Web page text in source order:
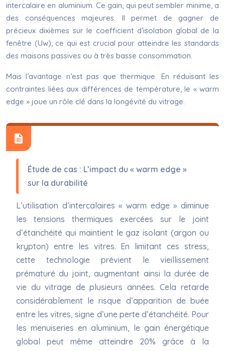
intercalaire en aluminium. Ce gain, qui peut sembler minime, a
des conséquences majeures. Il permet de gagner de
précieux dixièmes sur le coefficient d’isolation global de la
fenêtre (Uw), ce qui est crucial pour atteindre les standards
des maisons passives ou à très basse consommation.
Mais l’avantage n’est pas que thermique. En réduisant les
contraintes liées aux différences de température, le « warm
edge » joue un rôle clé dans la longévité du vitrage.
Étude de cas : L’impact du « warm edge »
sur la durabilité
L’utilisation d’intercalaires « warm edge » diminue
les tensions thermiques exercées sur le joint
d’étanchéité qui maintient le gaz isolant (argon ou
krypton) entre les vitres. En limitant ces stress,
cette technologie prévient le vieillissement
prématuré du joint, augmentant ainsi la durée de
vie du vitrage de plusieurs années. Cela retarde
considérablement le risque d’apparition de buée
entre les vitres, signe d’une perte d’étanchéité. Pour
les menuiseries en aluminium, le gain énergétique
global peut même atteindre 20% grâce à la